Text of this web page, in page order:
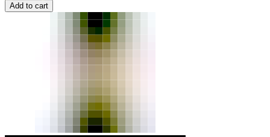
Add to cart